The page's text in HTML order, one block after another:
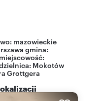
mazowieckie
gmina:
miejscowość:
Mokotów
Grottgera